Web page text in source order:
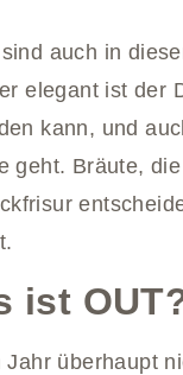
auch in
elegant ist der
kann, und
geht. Bräute,
ist
überhaupt